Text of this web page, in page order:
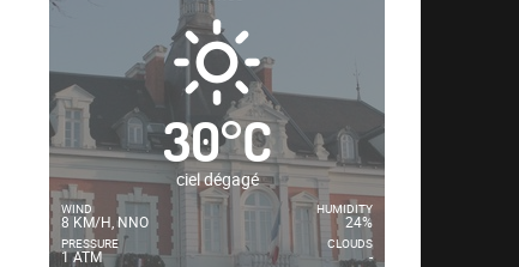
30°C
ciel dégagé
WIND
8 KM/H, NNO
PRESSURE
1 ATM
HUMIDITY
24%
CLOUDS
-